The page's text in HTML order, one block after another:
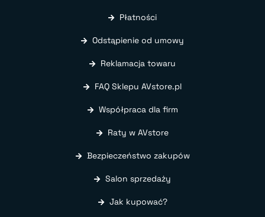
Płatności
Odstąpienie od umowy
Reklamacja towaru
FAQ Sklepu AVstore.pl
Współpraca dla firm
Raty w AVstore
Bezpieczeństwo zakupów
Salon sprzedaży
Jak kupować?